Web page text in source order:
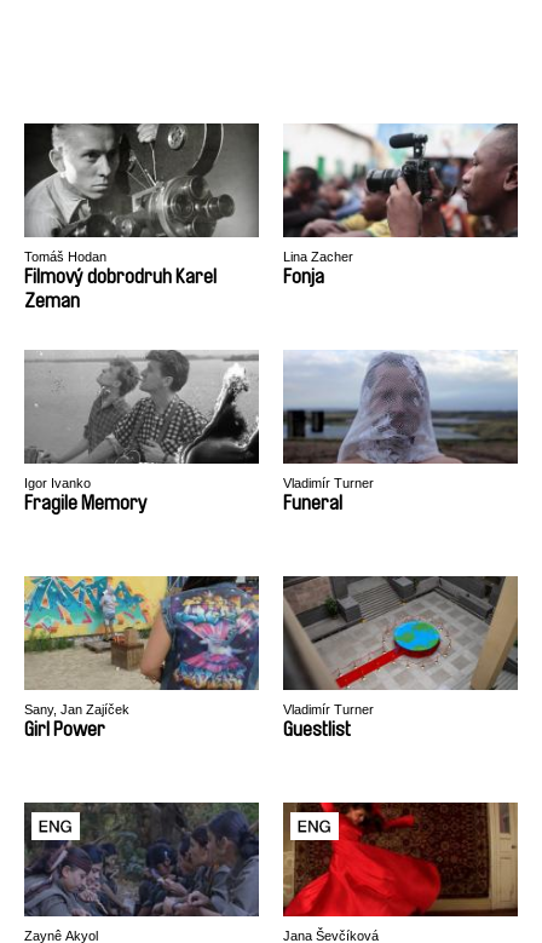
Tomáš Hodan
Filmový dobrodruh Karel
Zeman
Lina Zacher
Fonja
Igor Ivanko
Fragile Memory
Vladimír Turner
Funeral
Sany, Jan Zajíček
Girl Power
Vladimír Turner
Guestlist
Zaynê Akyol Jana Ševčíková